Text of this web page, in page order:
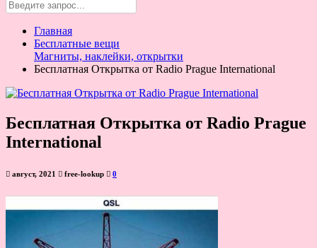
Главная
Бесплатные вещи
Магниты, наклейки, открытки
Бесплатная Открытка от Radio Prague International
Бесплатная Открытка от Radio Prague
International
август, 2021 free-lookup 0